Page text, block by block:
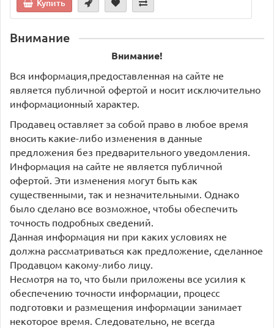
Купить
Внимание
Внимание!
Вся информация,предоставленная на сайте не
является публичной офертой и носит исключительно
информационный характер.
Продавец оставляет за собой право в любое время
вносить какие-либо изменения в данные
предложения без предварительного уведомления.
Информация на сайте не является публичной
офертой. Эти изменения могут быть как
существенными, так и незначительными. Однако
было сделано все возможное, чтобы обеспечить
точность подробных сведений.
Данная информация ни при каких условиях не
должна рассматриваться как предложение, сделанное
Продавцом какому-либо лицу.
Несмотря на то, что были приложены все усилия к
обеспечению точности информации, процесс
подготовки и размещения информации занимает
некоторое время. Следовательно, не всегда